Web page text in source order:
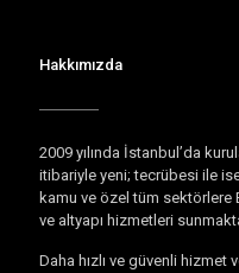
Hakkımızda
2009 yılında İstanbul’da
itibariyle yeni; tecrübesi ile ise
kamu ve özel tüm sektörlere
ve altyapı hizmetleri
Daha hızlı ve güvenli hizmet